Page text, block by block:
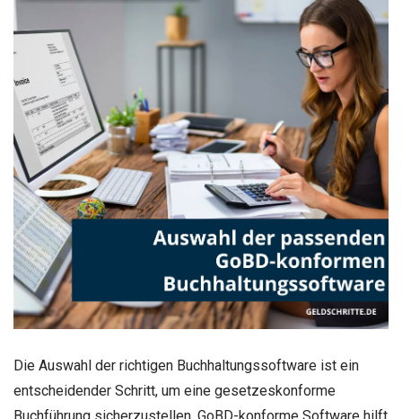
Die Auswahl der richtigen Buchhaltungssoftware ist ein
entscheidender Schritt, um eine gesetzeskonforme